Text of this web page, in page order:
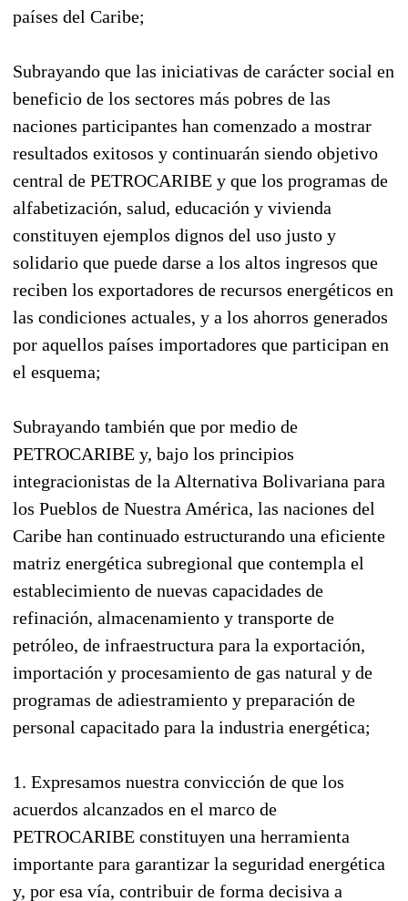
países del Caribe;
Subrayando que las iniciativas de carácter social en
beneficio de los sectores más pobres de las
naciones participantes han comenzado a mostrar
resultados exitosos y continuarán siendo objetivo
central de PETROCARIBE y que los programas de
alfabetización, salud, educación y vivienda
constituyen ejemplos dignos del uso justo y
solidario que puede darse a los altos ingresos que
reciben los exportadores de recursos energéticos en
las condiciones actuales, y a los ahorros generados
por aquellos países importadores que participan en
el esquema;
Subrayando también que por medio de
PETROCARIBE y, bajo los principios
integracionistas de la Alternativa Bolivariana para
los Pueblos de Nuestra América, las naciones del
Caribe han continuado estructurando una eficiente
matriz energética subregional que contempla el
establecimiento de nuevas capacidades de
refinación, almacenamiento y transporte de
petróleo, de infraestructura para la exportación,
importación y procesamiento de gas natural y de
programas de adiestramiento y preparación de
personal capacitado para la industria energética;
1. Expresamos nuestra convicción de que los
acuerdos alcanzados en el marco de
PETROCARIBE constituyen una herramienta
importante para garantizar la seguridad energética
y, por esa vía, contribuir de forma decisiva a